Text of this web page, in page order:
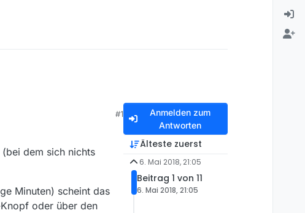
#1
dem sich nichts
Minuten) scheint das
oder über den
Anmelden zum
Antworten
Älteste zuerst
6. Mai 2018, 21:05
Beitrag 1 von 11
6. Mai 2018, 21:05